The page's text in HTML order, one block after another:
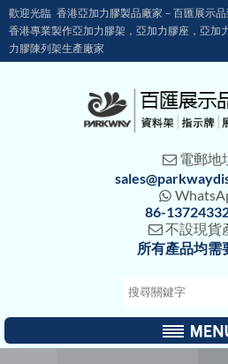
歡迎光臨 香港亞加力膠製品廠家－百匯展示
香港專業製作亞加力膠架，亞加力膠座，亞加
力膠陳列架生產廠家
 電郵地

86-
不設現貨
所有產品均需